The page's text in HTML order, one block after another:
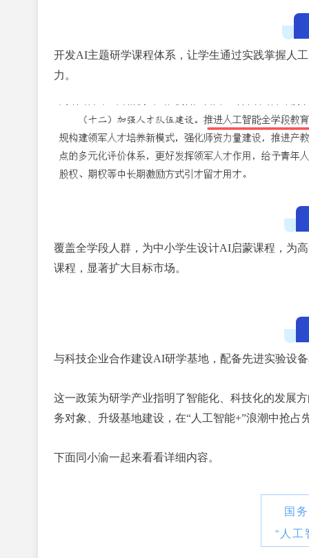
开发AI主题研学课程体系，让学生通过实践掌握人
力。
覆盖全学段人群，为中小学生设计AI启蒙课程，为
课程，显著扩大目标市场。
与科技企业合作建设AI研学基地，配备先进实验设
这一政策为研学产业指明了智能化、科技化的发展
务对象、升级基地建设，在“人工智能+”浪潮中抢占
下面同小渝一起来看看详细内容。
国
“人